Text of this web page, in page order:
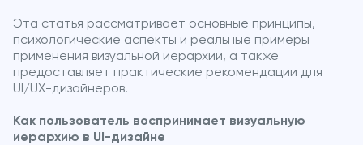
Эта статья рассматривает основные принципы,
психологические аспекты и реальные примеры
применения визуальной иерархии, а также
предоставляет практические рекомендации для
UI/UX-дизайнеров.
Как пользователь воспринимает визуальную
иерархию в UI-дизайне